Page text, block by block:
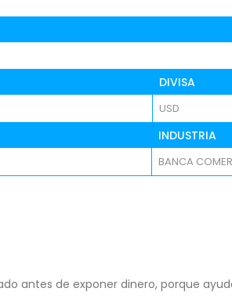
DIVISA
USD
INDUSTRIA
BANCA
antes de exponer dinero, porque